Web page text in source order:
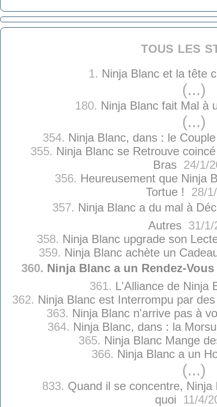
tous les
1. Ninja Blanc et la tête
(...)
180. Ninja Blanc fait Mal à
(...)
354. Ninja Blanc, dans : le
355. Ninja Blanc se Retrouve
Bras 24/1/
356. Heureusement que Ninja
Tortue ! 28/
357. Ninja Blanc a du mal à
Autres 31/1/
358. Ninja Blanc upgrade son
359. Ninja Blanc achète un
360. Ninja Blanc a un Rendez-Vous
361. L'Alliance de Ninja
362. Ninja Blanc est Interrompu par
363. Ninja Blanc n'arrive pas à
364. Ninja Blanc, dans : la
365. Ninja Blanc Mange
366. Ninja Blanc a un
(...)
833. Quand il se concentre,
quoi 11/4/